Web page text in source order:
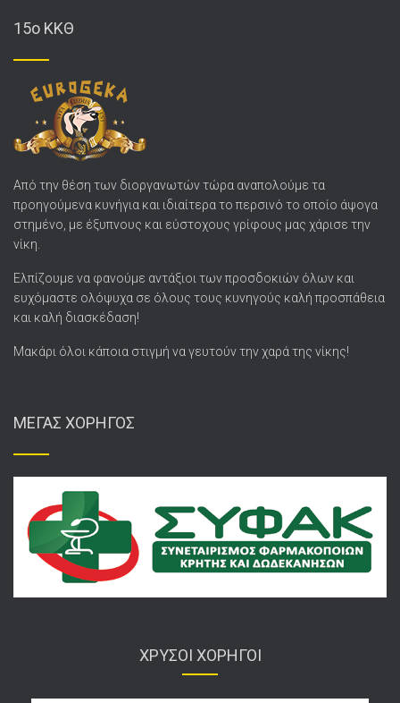
15o ΚΚΘ
Από την θέση των διοργανωτών τώρα αναπολούμε τα
προηγούμενα κυνήγια και ιδιαίτερα το περσινό το οποίο άψογα
στημένο, με έξυπνους και εύστοχους γρίφους μας χάρισε την
νίκη.
Ελπίζουμε να φανούμε αντάξιοι των προσδοκιών όλων και
ευχόμαστε ολόψυχα σε όλους τους κυνηγούς καλή προσπάθεια
και καλή διασκέδαση!
Μακάρι όλοι κάποια στιγμή να γευτούν την χαρά της νίκης!
ΜΕΓΑΣ ΧΟΡΗΓΟΣ
ΧΡΥΣΟΙ ΧΟΡΗΓΟΙ